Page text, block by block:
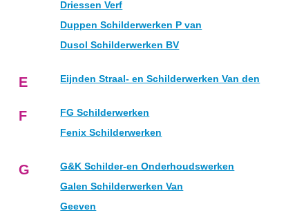
Driessen Verf
Duppen Schilderwerken P van
Dusol Schilderwerken BV
E Eijnden Straal- en Schilderwerken Van den
F
FG Schilderwerken
Fenix Schilderwerken
G
G&K Schilder-en Onderhoudswerken
Galen Schilderwerken Van
Geeven